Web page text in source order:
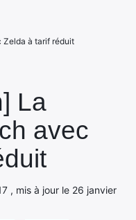
La
avec
, mis à jour le 26 janvier
Zelda à tarif réduit